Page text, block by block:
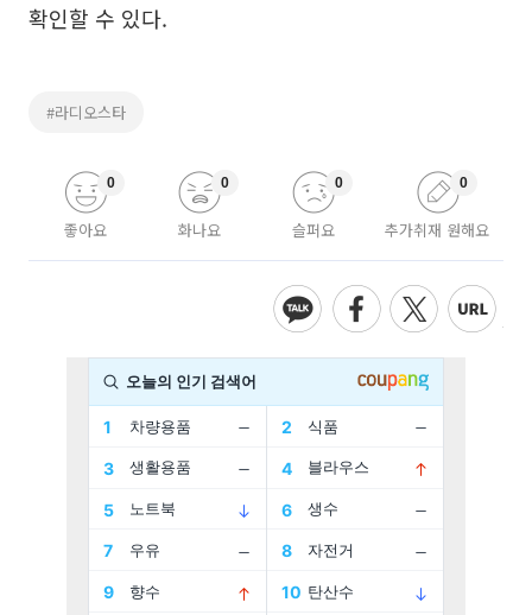
확인할 수 있다.
#라디오스타
좋아요
0
화나요
0
슬퍼요
0
추가취재 원해요
0